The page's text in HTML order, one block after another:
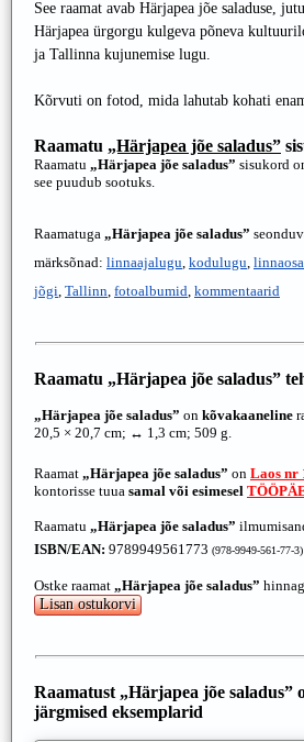
See raamat avab Härjapea jõe saladuse,
Härjapea ürgorgu kulgeva põneva
ja Tallinna kujunemise lugu.
Kõrvuti on fotod, mida lahutab kohati
Raamatu „Härjapea jõe saladus”
Raamatu „Härjapea jõe saladus” sisukord
see puudub sootuks.
Raamatuga „Härjapea jõe saladus”
märksõnad: linnaajalugu, kodulugu,
jõgi, Tallinn, fotoalbumid, kommentaarid
Raamatu „Härjapea jõe saladus”
„Härjapea jõe saladus” on kõvakaaneline
20,5 × 20,7 cm; ↔ 1,3 cm; 509 g.
Raamat „Härjapea jõe saladus” on Laos nr
kontorisse tuua samal või esimesel
Raamatu „Härjapea jõe saladus”
ISBN/EAN: 9789949561773 (978-9949-561-77-3)
Ostke raamat „Härjapea jõe saladus”
Raamatust „Härjapea jõe saladus”
järgmised eksemplarid